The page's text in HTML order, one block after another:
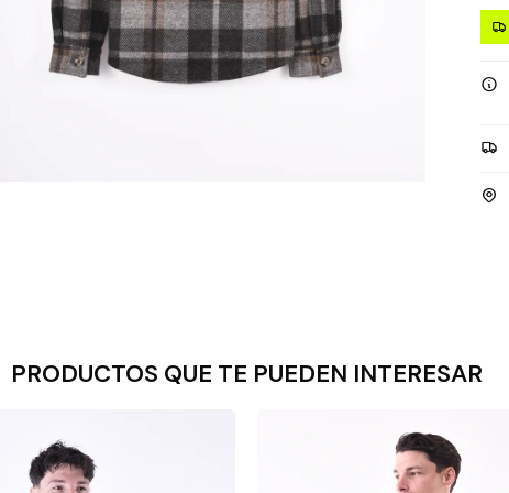
PRODUCTOS QUE TE PUEDEN INTERESAR